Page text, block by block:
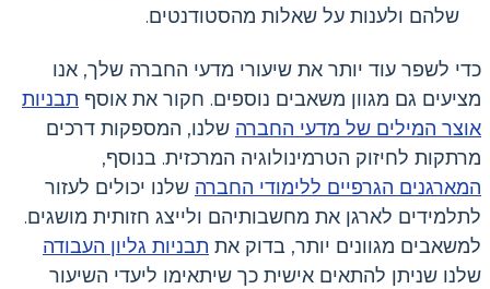
שלהם ולענות על שאלות מהסטודנטים.
כדי לשפר עוד יותר את שיעורי מדעי החברה שלך, אנו
מציעים גם מגוון משאבים נוספים. חקור את אוסף תבניות
אוצר המילים של מדעי החברה שלנו, המספקות דרכים
מרתקות לחיזוק הטרמינולוגיה המרכזית. בנוסף,
המארגנים הגרפיים ללימודי החברה שלנו יכולים לעזור
לתלמידים לארגן את מחשבותיהם ולייצג חזותית מושגים.
למשאבים מגוונים יותר, בדוק את תבניות גליון העבודה
שלנו שניתן להתאים אישית כך שיתאימו ליעדי השיעור